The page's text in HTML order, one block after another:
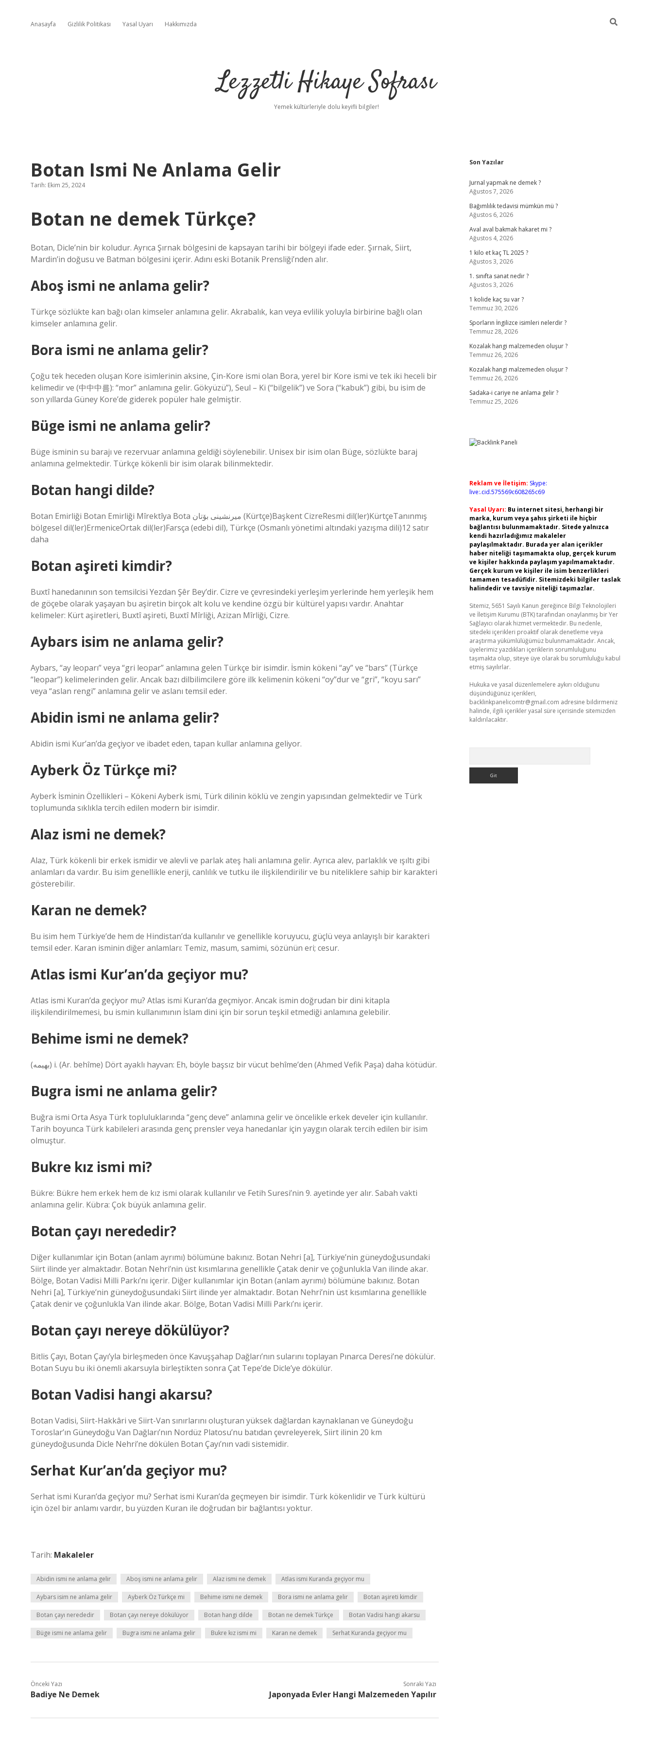
Anasayfa Gizlilik Politikası Yasal Uyarı Hakkımızda
Lezzetli Hikaye Sofrası
Yemek kültürleriyle dolu keyifli bilgiler!
Botan Ismi Ne Anlama Gelir
Tarih: Ekim 25, 2024
Botan ne demek Türkçe?
Botan, Dicle’nin bir koludur. Ayrıca Şırnak bölgesini de kapsayan tarihi bir bölgeyi ifade eder. Şırnak, Siirt,
Mardin’in doğusu ve Batman bölgesini içerir. Adını eski Botanik Prensliği’nden alır.
Aboş ismi ne anlama gelir?
Türkçe sözlükte kan bağı olan kimseler anlamına gelir. Akrabalık, kan veya evlilik yoluyla birbirine bağlı olan
kimseler anlamına gelir.
Bora ismi ne anlama gelir?
Çoğu tek heceden oluşan Kore isimlerinin aksine, Çin-Kore ismi olan Bora, yerel bir Kore ismi ve tek iki heceli bir
kelimedir ve (中中中름): “mor” anlamına gelir. Gökyüzü”), Seul – Ki (“bilgelik”) ve Sora (“kabuk”) gibi, bu isim de
son yıllarda Güney Kore’de giderek popüler hale gelmiştir.
Büge ismi ne anlama gelir?
Büge isminin su barajı ve rezervuar anlamına geldiği söylenebilir. Unisex bir isim olan Büge, sözlükte baraj
anlamına gelmektedir. Türkçe kökenli bir isim olarak bilinmektedir.
Botan hangi dilde?
Botan Emirliği Botan Emirliği Mîrektîya Bota میرنشینی بۆتان (Kürtçe)Başkent CizreResmi dil(ler)KürtçeTanınmış
bölgesel dil(ler)ErmeniceOrtak dil(ler)Farsça (edebi dil), Türkçe (Osmanlı yönetimi altındaki yazışma dili)12 satır
daha
Botan aşireti kimdir?
Buxtî hanedanının son temsilcisi Yezdan Şêr Bey’dir. Cizre ve çevresindeki yerleşim yerlerinde hem yerleşik hem
de göçebe olarak yaşayan bu aşiretin birçok alt kolu ve kendine özgü bir kültürel yapısı vardır. Anahtar
kelimeler: Kürt aşiretleri, Buxtî aşireti, Buxtî Mîrliği, Azizan Mîrliği, Cizre.
Aybars isim ne anlama gelir?
Aybars, “ay leoparı” veya “gri leopar” anlamına gelen Türkçe bir isimdir. İsmin kökeni “ay” ve “bars” (Türkçe
“leopar”) kelimelerinden gelir. Ancak bazı dilbilimcilere göre ilk kelimenin kökeni “oy”dur ve “gri”, “koyu sarı”
veya “aslan rengi” anlamına gelir ve aslanı temsil eder.
Abidin ismi ne anlama gelir?
Abidin ismi Kur’an’da geçiyor ve ibadet eden, tapan kullar anlamına geliyor.
Ayberk Öz Türkçe mi?
Ayberk İsminin Özellikleri – Kökeni Ayberk ismi, Türk dilinin köklü ve zengin yapısından gelmektedir ve Türk
toplumunda sıklıkla tercih edilen modern bir isimdir.
Alaz ismi ne demek?
Alaz, Türk kökenli bir erkek ismidir ve alevli ve parlak ateş hali anlamına gelir. Ayrıca alev, parlaklık ve ışıltı gibi
anlamları da vardır. Bu isim genellikle enerji, canlılık ve tutku ile ilişkilendirilir ve bu niteliklere sahip bir karakteri
gösterebilir.
Karan ne demek?
Bu isim hem Türkiye’de hem de Hindistan’da kullanılır ve genellikle koruyucu, güçlü veya anlayışlı bir karakteri
temsil eder. Karan isminin diğer anlamları: Temiz, masum, samimi, sözünün eri; cesur.
Atlas ismi Kur’an’da geçiyor mu?
Atlas ismi Kuran’da geçiyor mu? Atlas ismi Kuran’da geçmiyor. Ancak ismin doğrudan bir dini kitapla
ilişkilendirilmemesi, bu ismin kullanımının İslam dini için bir sorun teşkil etmediği anlamına gelebilir.
Behime ismi ne demek?
(ﺑﻬﻴﻤﻪ) i. (Ar. behîme) Dört ayaklı hayvan: Eh, böyle başsız bir vücut behîme’den (Ahmed Vefik Paşa) daha kötüdür.
Bugra ismi ne anlama gelir?
Buğra ismi Orta Asya Türk topluluklarında “genç deve” anlamına gelir ve öncelikle erkek develer için kullanılır.
Tarih boyunca Türk kabileleri arasında genç prensler veya hanedanlar için yaygın olarak tercih edilen bir isim
olmuştur.
Bukre kız ismi mi?
Bükre: Bükre hem erkek hem de kız ismi olarak kullanılır ve Fetih Suresi’nin 9. ayetinde yer alır. Sabah vakti
anlamına gelir. Kübra: Çok büyük anlamına gelir.
Botan çayı nerededir?
Diğer kullanımlar için Botan (anlam ayrımı) bölümüne bakınız. Botan Nehri [a], Türkiye’nin güneydoğusundaki
Siirt ilinde yer almaktadır. Botan Nehri’nin üst kısımlarına genellikle Çatak denir ve çoğunlukla Van ilinde akar.
Bölge, Botan Vadisi Milli Parkı’nı içerir. Diğer kullanımlar için Botan (anlam ayrımı) bölümüne bakınız. Botan
Nehri [a], Türkiye’nin güneydoğusundaki Siirt ilinde yer almaktadır. Botan Nehri’nin üst kısımlarına genellikle
Çatak denir ve çoğunlukla Van ilinde akar. Bölge, Botan Vadisi Milli Parkı’nı içerir.
Botan çayı nereye dökülüyor?
Bitlis Çayı, Botan Çayı’yla birleşmeden önce Kavuşşahap Dağları’nın sularını toplayan Pınarca Deresi’ne dökülür.
Botan Suyu bu iki önemli akarsuyla birleştikten sonra Çat Tepe’de Dicle’ye dökülür.
Botan Vadisi hangi akarsu?
Botan Vadisi, Siirt-Hakkâri ve Siirt-Van sınırlarını oluşturan yüksek dağlardan kaynaklanan ve Güneydoğu
Toroslar’ın Güneydoğu Van Dağları’nın Nordüz Platosu’nu batıdan çevreleyerek, Siirt ilinin 20 km
güneydoğusunda Dicle Nehri’ne dökülen Botan Çayı’nın vadi sistemidir.
Serhat Kur’an’da geçiyor mu?
Serhat ismi Kuran’da geçiyor mu? Serhat ismi Kuran’da geçmeyen bir isimdir. Türk kökenlidir ve Türk kültürü
için özel bir anlamı vardır, bu yüzden Kuran ile doğrudan bir bağlantısı yoktur.
Tarih: Makaleler
Abidin ismi ne anlama gelir Aboş ismi ne anlama gelir Alaz ismi ne demek Atlas ismi Kuranda geçiyor mu
Aybars isim ne anlama gelir Ayberk Öz Türkçe mi Behime ismi ne demek Bora ismi ne anlama gelir Botan aşireti kimdir
Botan çayı nerededir Botan çayı nereye dökülüyor Botan hangi dilde Botan ne demek Türkçe Botan Vadisi hangi akarsu
Büge ismi ne anlama gelir Bugra ismi ne anlama gelir Bukre kız ismi mi Karan ne demek Serhat Kuranda geçiyor mu
Önceki Yazı
Badiye Ne Demek
Sonraki Yazı
Japonyada Evler Hangi Malzemeden Yapılır
Sidebar
Son Yazılar
Jurnal yapmak ne demek ?
Ağustos 7, 2026
Bağımlılık tedavisi mümkün mü ?
Ağustos 6, 2026
Aval aval bakmak hakaret mi ?
Ağustos 4, 2026
1 kilo et kaç TL 2025 ?
Ağustos 3, 2026
1. sınıfta sanat nedir ?
Ağustos 3, 2026
1 kolide kaç su var ?
Temmuz 30, 2026
Sporların İngilizce isimleri nelerdir ?
Temmuz 28, 2026
Kozalak hangi malzemeden oluşur ?
Temmuz 26, 2026
Kozalak hangi malzemeden oluşur ?
Temmuz 26, 2026
Sadaka-i cariye ne anlama gelir ?
Temmuz 25, 2026
Reklam ve İletişim: Skype:
live:.cid.575569c608265c69
Yasal Uyarı: Bu internet sitesi, herhangi bir
marka, kurum veya şahıs şirketi ile hiçbir
bağlantısı bulunmamaktadır. Sitede yalnızca
kendi hazırladığımız makaleler
paylaşılmaktadır. Burada yer alan içerikler
haber niteliği taşımamakta olup, gerçek kurum
ve kişiler hakkında paylaşım yapılmamaktadır.
Gerçek kurum ve kişiler ile isim benzerlikleri
tamamen tesadüfidir. Sitemizdeki bilgiler taslak
halindedir ve tavsiye niteliği taşımazlar.
Sitemiz, 5651 Sayılı Kanun gereğince Bilgi Teknolojileri
ve İletişim Kurumu (BTK) tarafından onaylanmış bir Yer
Sağlayıcı olarak hizmet vermektedir. Bu nedenle,
sitedeki içerikleri proaktif olarak denetleme veya
araştırma yükümlülüğümüz bulunmamaktadır. Ancak,
üyelerimiz yazdıkları içeriklerin sorumluluğunu
taşımakta olup, siteye üye olarak bu sorumluluğu kabul
etmiş sayılırlar.
Hukuka ve yasal düzenlemelere aykırı olduğunu
düşündüğünüz içerikleri,
backlinkpanelicomtr@gmail.com adresine bildirmeniz
halinde, ilgili içerikler yasal süre içerisinde sitemizden
kaldırılacaktır.